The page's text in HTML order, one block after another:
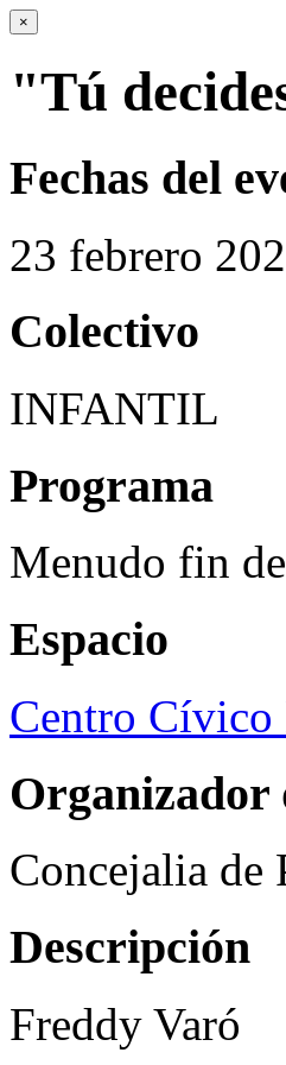
×
"Tú
Fechas del
23 febrero
Colectivo
INFANTIL
Programa
Menudo fin
Espacio
Centro Cívico
Organizador
Concejalia de
Descripción
Freddy Varó